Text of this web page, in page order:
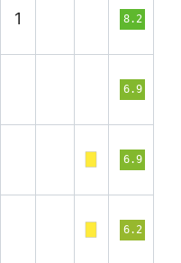
1 8.2
6.9
6.9
6.2